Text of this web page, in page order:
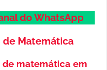
do WhatsApp
de Matemática
de matemática em